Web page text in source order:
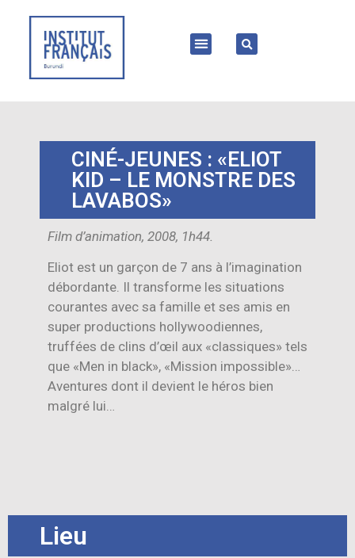
CINÉ-JEUNES : «ELIOT
KID – LE MONSTRE DES
LAVABOS»
Film d’animation, 2008, 1h44.
Eliot est un garçon de 7 ans à l’imagination
débordante. Il transforme les situations
courantes avec sa famille et ses amis en
super productions hollywoodiennes,
truffées de clins d’œil aux «classiques» tels
que «Men in black», «Mission impossible»…
Aventures dont il devient le héros bien
malgré lui…
Lieu